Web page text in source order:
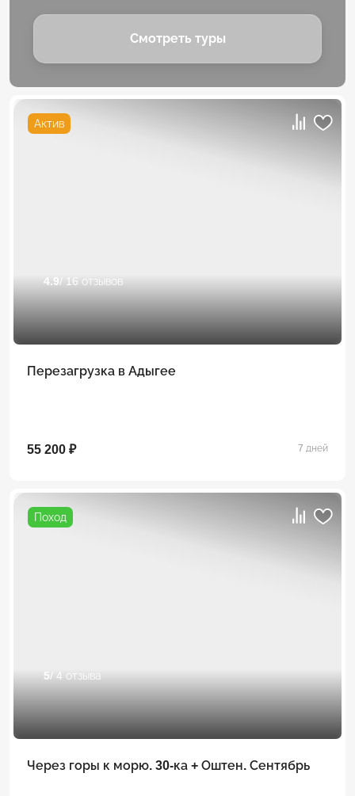
Смотреть туры
Актив
4.9/ 16 отзывов
Перезагрузка в Адыгее
55 200 ₽ 7 дней
Поход
5/ 4 отзыва
Через горы к морю. 30-ка + Оштен. Сентябрь